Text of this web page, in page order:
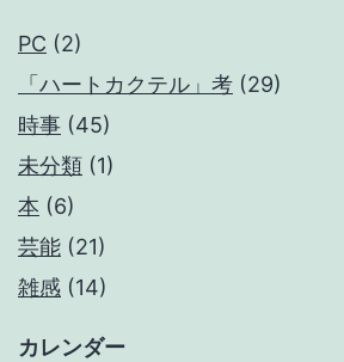
PC (2)
「ハートカクテル」考 (29)
時事 (45)
未分類 (1)
本 (6)
芸能 (21)
雑感 (14)
カレンダー